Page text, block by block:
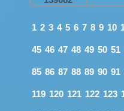
1 2 3 4 5 6 7 8 9 10
45 46 47 48 49 50 51
85 86 87 88 89 90 91
119 120 121 122 123